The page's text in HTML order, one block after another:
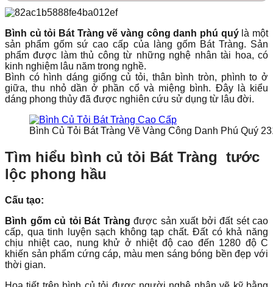
Bình củ tỏi Bát Tràng vẽ vàng công danh phú quýlà một
sản phẩm gốm sứ cao cấp của làng gốm Bát Tràng. Sản
phẩm được làm thủ công từ những nghệ nhân tài hoa, có
kinh nghiệm lâu năm trong nghề.
Bình có hình dáng giống củ tỏi, thân bình tròn, phình to ở
giữa, thu nhỏ dần ở phần cổ và miệng bình. Đây là kiểu
dáng phong thủy đã được nghiên cứu sử dụng từ lâu đời.
Bình Củ Tỏi Bát Tràng Vẽ Vàng Công Danh Phú Quý
Tìm hiểu bình củ tỏi Bát Tràng tước
lộc phong hầu
Cấu tạo:
Bình gốm củ tỏi Bát Tràng được sản xuất bởi đất sét cao
cấp, qua tinh luyện sạch không tạp chất. Đất có khả năng
chịu nhiệt cao, nung khử ở nhiệt độ cao đến 1280 độ C
khiến sản phẩm cứng cáp, màu men sáng bóng bền đẹp với
thời gian.